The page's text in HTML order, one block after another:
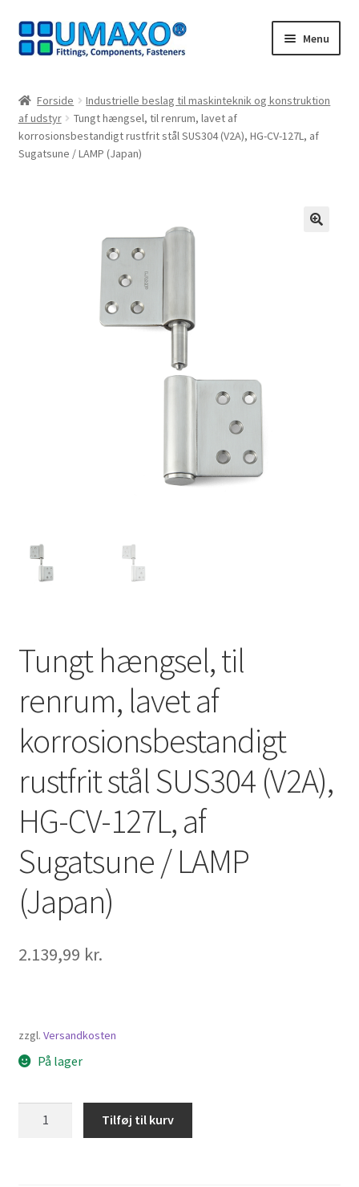
Spring
til
Spring
til
Menu
Afbestillingsregler
AGB
Vores partnere
Forside
Industrielle beslag til maskinteknik og konstruktion
af udstyr
Tungt hængsel, til renrum, lavet af
korrosionsbestandigt rustfrit stål SUS304 (V2A), HG-CV-127L, af
Sugatsune / LAMP (Japan)
Tungt hængsel, til
renrum, lavet af
korrosionsbestandigt
rustfrit stål SUS304 (V2A),
HG-CV-127L, af
Sugatsune / LAMP
(Japan)
2.139,99 kr.
zzgl. Versandkosten
På lager
Tilføj til kurv